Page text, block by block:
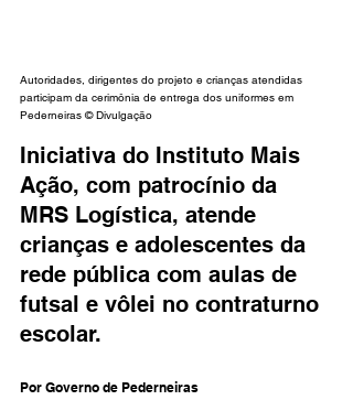
Autoridades, dirigentes do projeto e crianças atendidas
participam da cerimônia de entrega dos uniformes em
Pederneiras © Divulgação
Iniciativa do Instituto Mais
Ação, com patrocínio da
MRS Logística, atende
crianças e adolescentes da
rede pública com aulas de
futsal e vôlei no contraturno
escolar.
Por Governo de Pederneiras